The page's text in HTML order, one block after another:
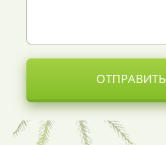
ОТПРАВИТЬ